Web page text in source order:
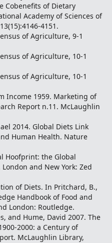
Cobenefits of Dietary
Academy of Sciences of
4151.
of Agriculture, 9-1
of Agriculture, 10-1
of Agriculture, 10-1
Income 1959. Marketing of
Report n.11. McLaughlin
2014. Global Diets Link
Human Health. Nature
Hoofprint: the Global
and New York: Zed
of Diets. In Pritchard, B.,
Handbook of Food and
London: Routledge.
and Hume, David 2007. The
2000: a Century of
McLaughlin Library,